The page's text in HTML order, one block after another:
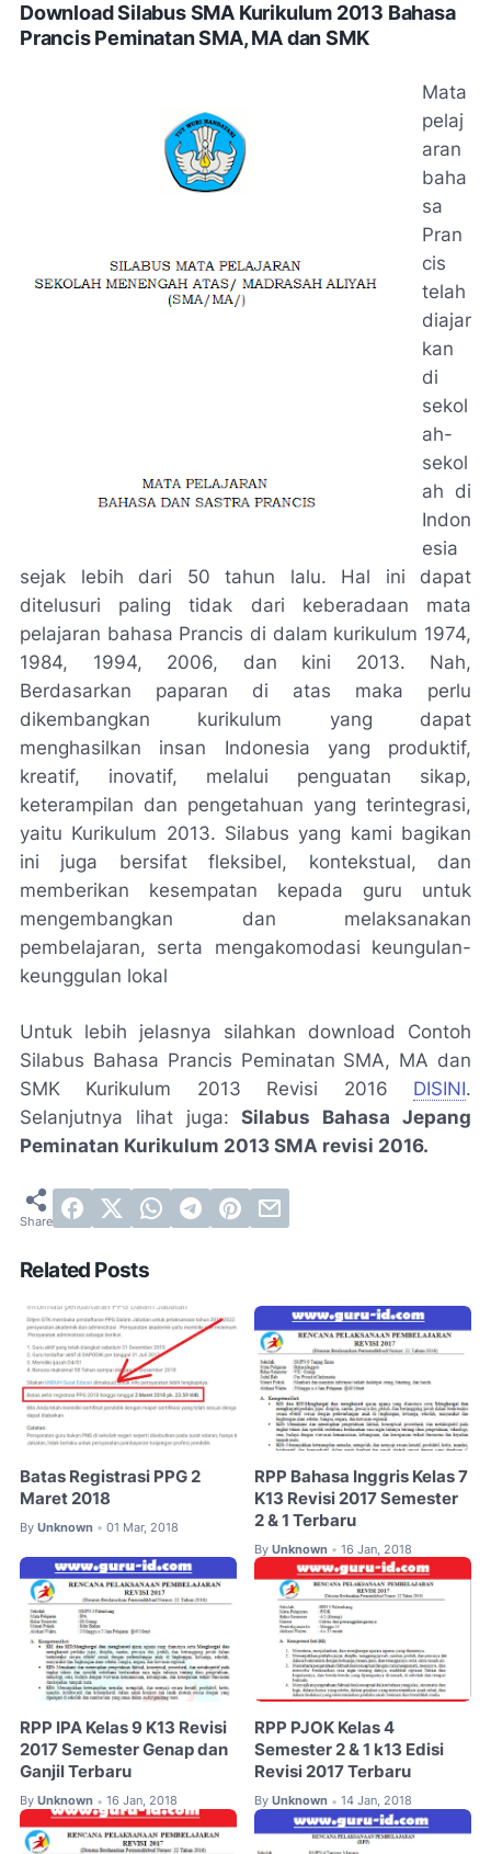
Download Silabus SMA Kurikulum 2013 Bahasa
Prancis Peminatan SMA, MA dan SMK
Mata
pelaj
aran
baha
sa
Pran
cis
telah
diajar
kan
di
sekol
ah-
sekol
ah di
Indon
esia
sejak lebih dari 50 tahun lalu. Hal ini dapat
ditelusuri paling tidak dari keberadaan mata
pelajaran bahasa Prancis di dalam kurikulum 1974,
1984, 1994, 2006, dan kini 2013. Nah,
Berdasarkan paparan di atas maka perlu
dikembangkan kurikulum yang dapat
menghasilkan insan Indonesia yang produktif,
kreatif, inovatif, melalui penguatan sikap,
keterampilan dan pengetahuan yang terintegrasi,
yaitu Kurikulum 2013. Silabus yang kami bagikan
ini juga bersifat fleksibel, kontekstual, dan
memberikan kesempatan kepada guru untuk
mengembangkan dan melaksanakan
pembelajaran, serta mengakomodasi keungulan-
keunggulan lokal
Untuk lebih jelasnya silahkan download Contoh
Silabus Bahasa Prancis Peminatan SMA, MA dan
SMK Kurikulum 2013 Revisi 2016 DISINI.
Selanjutnya lihat juga:Silabus Bahasa Jepang
Peminatan Kurikulum 2013 SMA revisi 2016.
Related Posts
Batas Registrasi PPG 2
Maret 2018
By Unknown • 01 Mar, 2018
RPP Bahasa Inggris Kelas 7
K13 Revisi 2017 Semester
2 & 1 Terbaru
By Unknown • 16 Jan, 2018
RPP IPA Kelas 9 K13 Revisi
2017 Semester Genap dan
Ganjil Terbaru
By Unknown • 16 Jan, 2018
RPP PJOK Kelas 4
Semester 2 & 1 k13 Edisi
Revisi 2017 Terbaru
By Unknown • 14 Jan, 2018